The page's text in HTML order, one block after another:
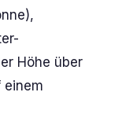
Höhe über
einem